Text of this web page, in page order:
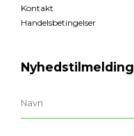
Kontakt
Handelsbetingelser
Nyhedstilmelding